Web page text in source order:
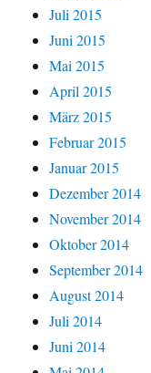
Juli 2015
Juni 2015
Mai 2015
April 2015
März 2015
Februar 2015
Januar 2015
Dezember 2014
November 2014
Oktober 2014
September 2014
August 2014
Juli 2014
Juni 2014